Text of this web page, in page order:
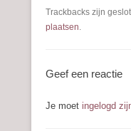
Trackbacks zijn
plaatsen.
Geef een reactie
Je moet ingelogd